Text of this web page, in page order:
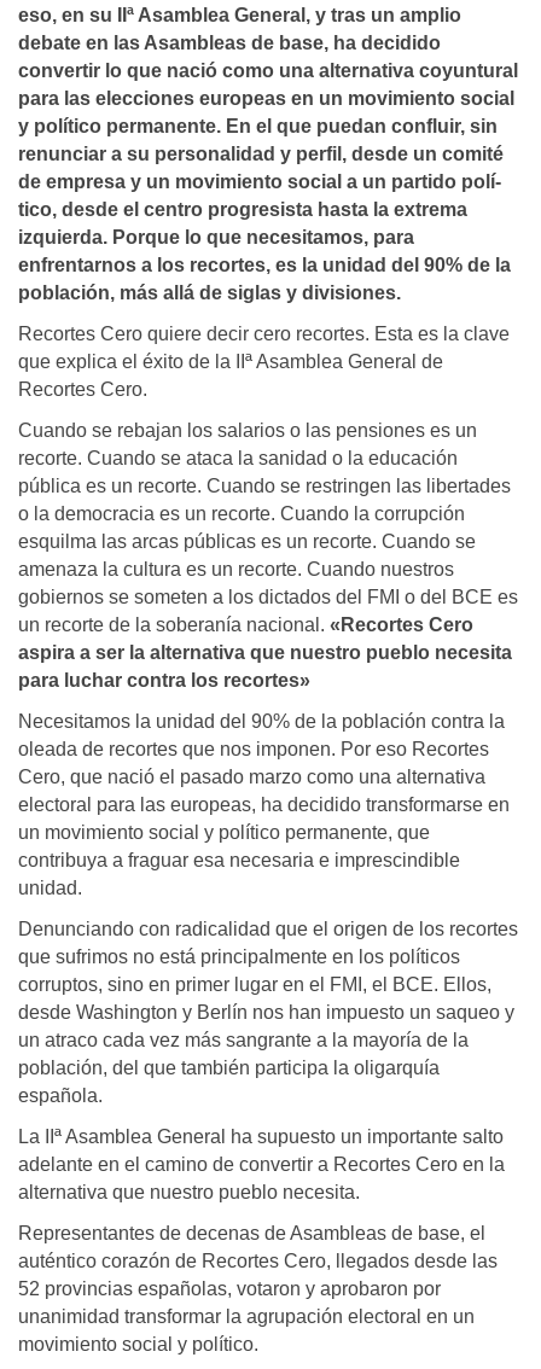
eso, en su IIª Asamblea General, y tras un amplio
debate en las Asambleas de base, ha decidido
convertir lo que nació como una alternativa coyuntural
para las elecciones europeas en un movimiento social
y polí­tico permanente. En el que puedan confluir, sin
renunciar a su personalidad y perfil, desde un comité
de empresa y un movimiento social a un partido polí­
tico, desde el centro progresista hasta la extrema
izquierda. Porque lo que necesitamos, para
enfrentarnos a los recortes, es la unidad del 90% de la
población, más allá de siglas y divisiones.
Recortes Cero quiere decir cero recortes. Esta es la clave
que explica el éxito de la IIª Asamblea General de
Recortes Cero.
Cuando se rebajan los salarios o las pensiones es un
recorte. Cuando se ataca la sanidad o la educación
pública es un recorte. Cuando se restringen las libertades
o la democracia es un recorte. Cuando la corrupción
esquilma las arcas públicas es un recorte. Cuando se
amenaza la cultura es un recorte. Cuando nuestros
gobiernos se someten a los dictados del FMI o del BCE es
un recorte de la soberanía nacional. «Recortes Cero
aspira a ser la alternativa que nuestro pueblo necesita
para luchar contra los recortes»
Necesitamos la unidad del 90% de la población contra la
oleada de recortes que nos imponen. Por eso Recortes
Cero, que nació el pasado marzo como una alternativa
electoral para las europeas, ha decidido transformarse en
un movimiento social y político permanente, que
contribuya a fraguar esa necesaria e imprescindible
unidad.
Denunciando con radicalidad que el origen de los recortes
que sufrimos no está principalmente en los políticos
corruptos, sino en primer lugar en el FMI, el BCE. Ellos,
desde Washington y Berlín nos han impuesto un saqueo y
un atraco cada vez más sangrante a la mayoría de la
población, del que también participa la oligarquía
española.
La IIª Asamblea General ha supuesto un importante salto
adelante en el camino de convertir a Recortes Cero en la
alternativa que nuestro pueblo necesita.
Representantes de decenas de Asambleas de base, el
auténtico corazón de Recortes Cero, llegados desde las
52 provincias españolas, votaron y aprobaron por
unanimidad transformar la agrupación electoral en un
movimiento social y político.